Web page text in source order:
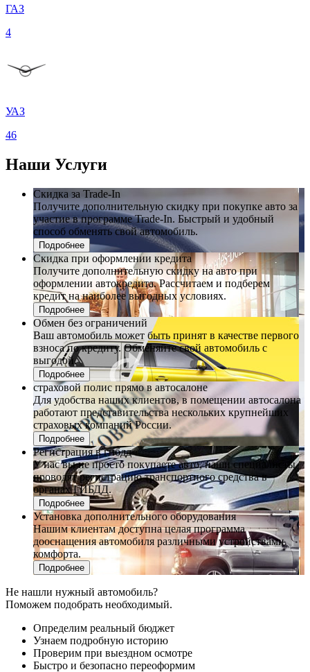
ГАЗ
4
УАЗ
46
Наши Услуги
Скидка за Trade-In
Получите дополнительную скидку при покупке авто за
участие в программе Trade-In. Быстрый и удобный
способ обменять свой автомобиль.
Подробнее
Скидка при оформлении кредита
Получите дополнительную скидку на авто при
оформлении автокредита. Рассчитаем и подберем
кредит на наиболее выгодных условиях.
Подробнее
Обмен без ограничений
Ваш автомобиль может быть принят в качестве первого
взноса по кредиту. Обменяйте свой автомобиль с
выгодой.
Подробнее
страховой полис прямо в автосалоне
Для удобства наших клиентов, в помещении автосалона
работают представительства нескольких крупнейших
страховых компаний России.
Подробнее
Регистрация в гибдд
У нас вы не просто покупаете авто, наши специалисты
проводят регистрацию транспортного средства в
органах ГИБДД.
Подробнее
Установка дополнительного оборудования
Нашим клиентам доступна целая программа
дооснащения автомобиля различными устройствами
комфорта.
Подробнее
Не нашли нужный автомобиль?
Поможем подобрать необходимый.
Определим реальный бюджет
Узнаем подробную историю
Проверим при выездном осмотре
Быстро и безопасно переоформим